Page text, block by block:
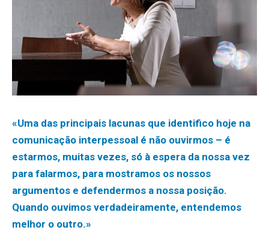
«Uma das principais lacunas que identifico hoje na
comunicação interpessoal é não ouvirmos – é
estarmos, muitas vezes, só à espera da nossa vez
para falarmos, para mostramos os nossos
argumentos e defendermos a nossa posição.
Quando ouvimos verdadeiramente, entendemos
melhor o outro.»